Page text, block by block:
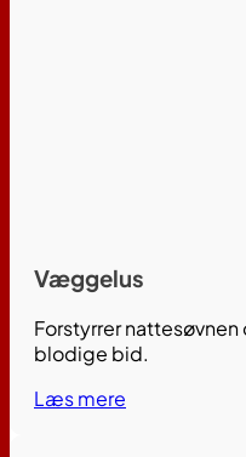
Væggelus
Forstyrrer
blodige bid.
Læs mere